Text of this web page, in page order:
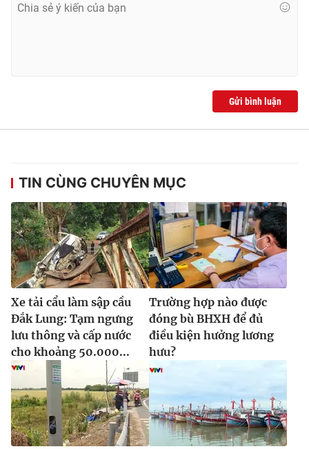
thông tin từ website này.
Gửi bình luận
TIN CÙNG CHUYÊN MỤC
Xe tải cẩu làm sập cầu
Đắk Lung: Tạm ngưng
lưu thông và cấp nước
cho khoảng 50.000...
Trường hợp nào được
đóng bù BHXH để đủ
điều kiện hưởng lương
hưu?